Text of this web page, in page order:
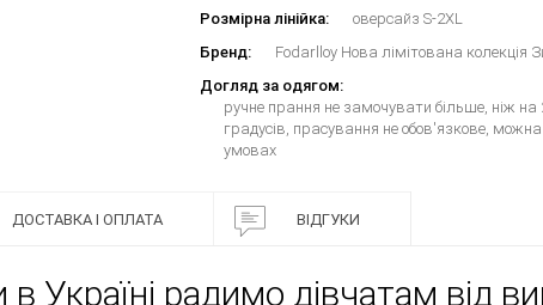
Розмірна лінійка:
оверсайз S-2XL
Бренд:
Fodarlloy Нова лімітована колекція
Догляд за одягом:
ручне прання не замочувати більше, ніж
градусів, прасування не обов'язкове,
умовах
ДОСТАВКА І ОПЛАТА ВІДГУКИ
Україні радимо дівчатам від